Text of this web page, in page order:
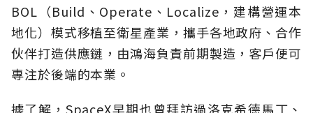
BOL（Build、Operate、Localize，建構營運本
地化）模式移植至衛星產業，攜手各地政府、合作
伙伴打造供應鏈，由鴻海負責前期製造，客戶便可
專注於後端的本業。
據了解，SpaceX早期也曾拜訪過洛克希德馬丁、